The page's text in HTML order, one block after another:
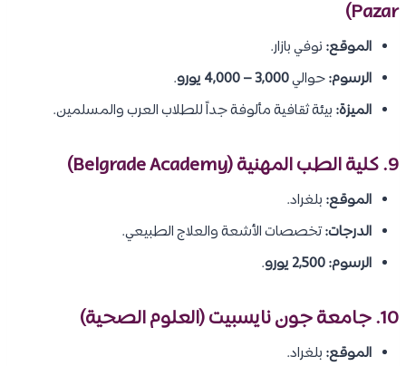
Pazar)
الموقع: نوفي بازار.
الرسوم:حوالي3,000 – 4,000 يورو
.
الميزة: بيئة ثقافية مألوفة جداً للطلاب العرب والمسلمين.
9. كلية الطب المهنية (Belgrade Academy)
الموقع: بلغراد.
الدرجات:تخصصات الأشعة والعلاج الطبيعي.
الرسوم:2,500 يورو .
10. جامعة جون نايسبيت (العلوم الصحية)
الموقع: بلغراد.